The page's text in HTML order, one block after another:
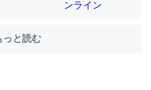
Show 8を設定中でした。Prime
っと読む